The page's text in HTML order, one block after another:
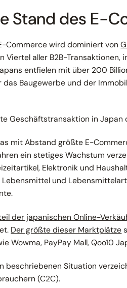
Stand des E-
Commerce wird dominiert von
Viertel aller B2B-Transaktionen,
entfielen mit über 200
Baugewerbe und der
Geschäftstransaktion in Japan
mit Abstand größte E-
ein stetiges Wachstum
Elektronik und
Lebensmittel und
der japanischen Online-
Der größte dieser Marktplätze
Wowma, PayPay Mall, Qoo10
beschriebenen Situation
(C2C).